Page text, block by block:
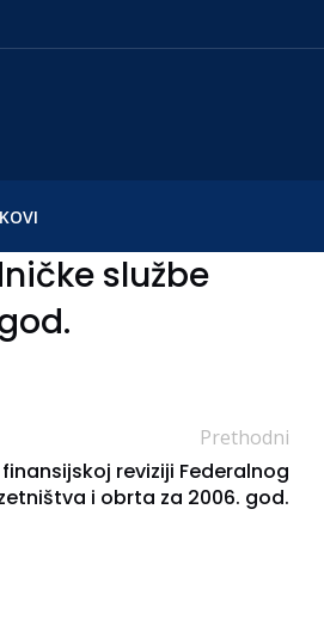
službe
Prethodni
reviziji Federalnog
i obrta za 2006. god.